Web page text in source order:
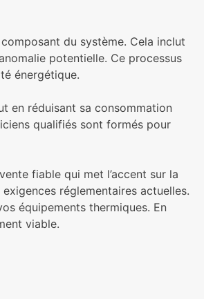
du système. Cela inclut
potentielle. Ce processus
énergétique.
en réduisant sa consommation
qualifiés sont formés pour
fiable qui met l’accent sur la
réglementaires actuelles.
équipements thermiques. En
viable.